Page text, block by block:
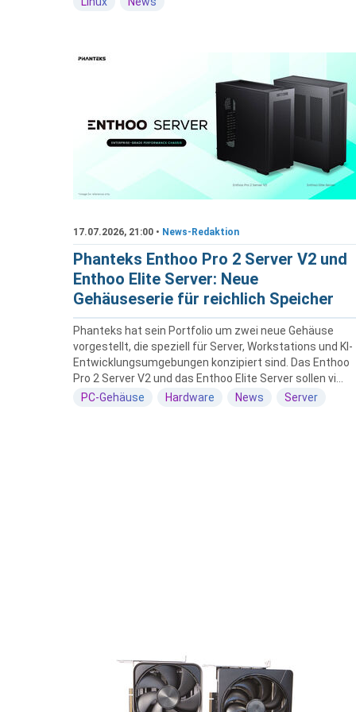
17.07.2026, 21:00 • News-Redaktion
Phanteks Enthoo Pro 2 Server V2 und
Enthoo Elite Server: Neue
Gehäuseserie für reichlich Speicher
Phanteks hat sein Portfolio um zwei neue Gehäuse
vorgestellt, die speziell für Server, Workstations und KI-
Entwicklungsumgebungen konzipiert sind. Das Enthoo
Pro 2 Server V2 und das Enthoo Elite Server sollen vi...
PC-Gehäuse
Hardware News Server